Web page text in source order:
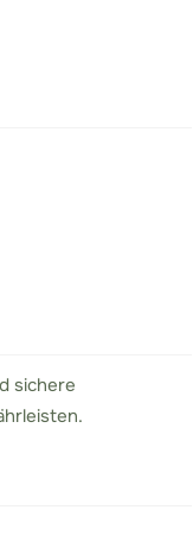
sichere